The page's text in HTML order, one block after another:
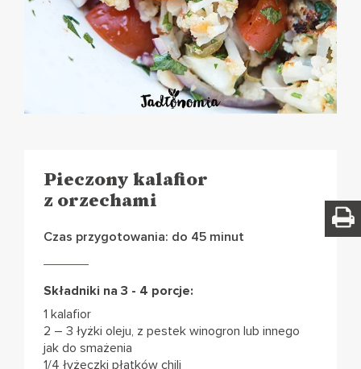
Pieczony kalafior
z orzechami
Czas przygotowania: do 45 minut
Składniki na 3 - 4 porcje:
1 kalafior
2 – 3 łyżki oleju, z pestek winogron lub innego
jak do smażenia
1/4 łyżeczki płatków chili